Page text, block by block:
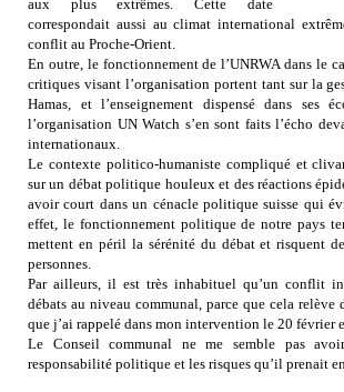
aux plus extrêmes. Cette date
correspondait aussi au climat international
conflit au Proche-Orient.
En outre, le fonctionnement de l’UNRWA dans le
critiques visant l’organisation portent tant sur la
Hamas, et l’enseignement dispensé dans ses
l’organisation UN Watch s’en sont faits l’écho
internationaux.
Le contexte politico-humaniste compliqué et
sur un débat politique houleux et des réactions
avoir court dans un cénacle politique suisse qui
effet, le fonctionnement politique de notre pays
mettent en péril la sérénité du débat et risquent
personnes.
Par ailleurs, il est très inhabituel qu’un conflit
débats au niveau communal, parce que cela relève
que j’ai rappelé dans mon intervention le 20 février
Le Conseil communal ne me semble pas
responsabilité politique et les risques qu’il prenait